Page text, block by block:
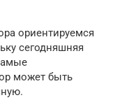
ориентируемся
сегодняшняя
может быть